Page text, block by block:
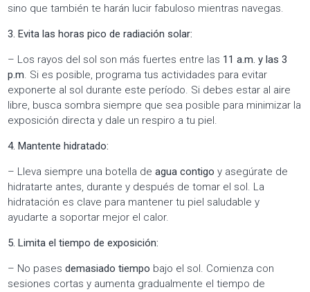
sino que también te harán lucir fabuloso mientras navegas.
3. Evita las horas pico de radiación solar:
– Los rayos del sol son más fuertes entre las 11 a.m. y las 3
p.m. Si es posible, programa tus actividades para evitar
exponerte al sol durante este período. Si debes estar al aire
libre, busca sombra siempre que sea posible para minimizar la
exposición directa y dale un respiro a tu piel.
4. Mantente hidratado:
– Lleva siempre una botella deagua contigo y asegúrate de
hidratarte antes, durante y después de tomar el sol. La
hidratación es clave para mantener tu piel saludable y
ayudarte a soportar mejor el calor.
5. Limita el tiempo de exposición:
– No pasesdemasiado tiempo bajo el sol. Comienza con
sesiones cortas y aumenta gradualmente el tiempo de